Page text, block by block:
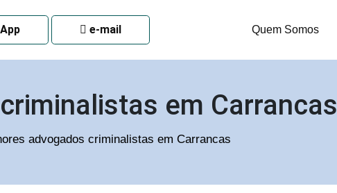
e-mail Quem Somos
em Carrancas
advogados criminalistas em Carrancas